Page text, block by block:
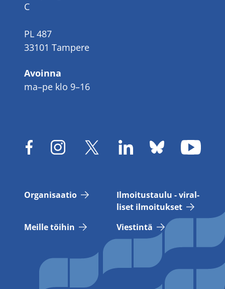
C
PL 487
33101 Tampere
Avoinna
ma–pe klo 9–16
Or­ga­ni­saa­tio
Il­moi­tus­tau­lu - vi­ral­
li­set il­moi­tuk­set
Meil­le töi­hin
Vies­tin­tä